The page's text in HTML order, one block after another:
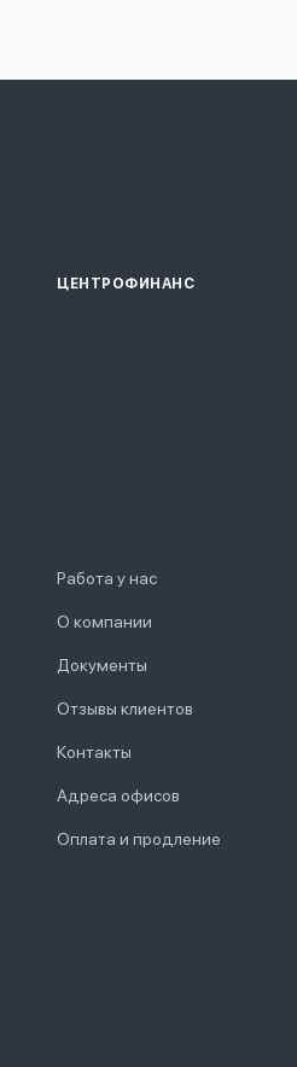
ЦЕНТРОФИНАНС
Работа у нас
О компании
Документы
Отзывы клиентов
Контакты
Адреса офисов
Оплата и продление